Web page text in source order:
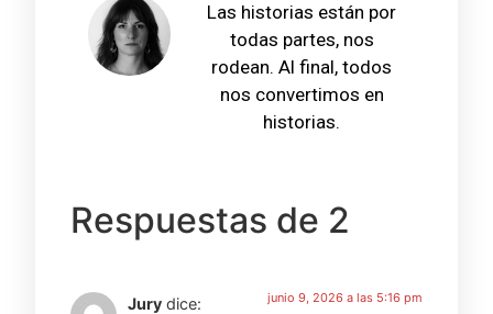
Las historias están por
todas partes, nos
rodean. Al final, todos
nos convertimos en
historias.
Respuestas de 2
Jury dice: junio 9, 2026 a las 5:16 pm